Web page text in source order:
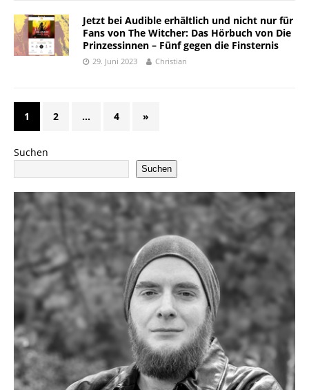
Jetzt bei Audible erhältlich und nicht nur für
Fans von The Witcher: Das Hörbuch von Die
Prinzessinnen – Fünf gegen die Finsternis
29. Juni 2023 Christian
1 2 … 4 »
Suchen
Suchen